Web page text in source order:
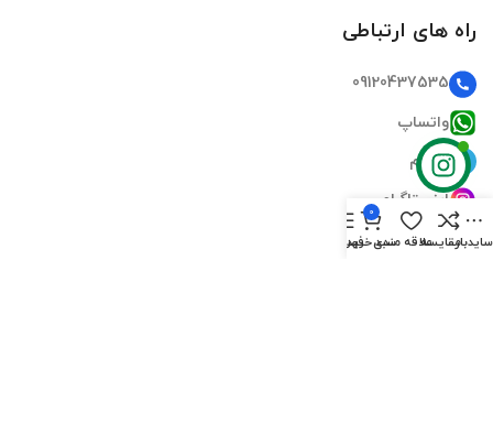
راه های ارتباطی
09120437535
واتساپ
تلگرام
اینستاگرام
ایمیل سایدبارمقایسهعلاقه مندی
0
سبد خریدفهرست